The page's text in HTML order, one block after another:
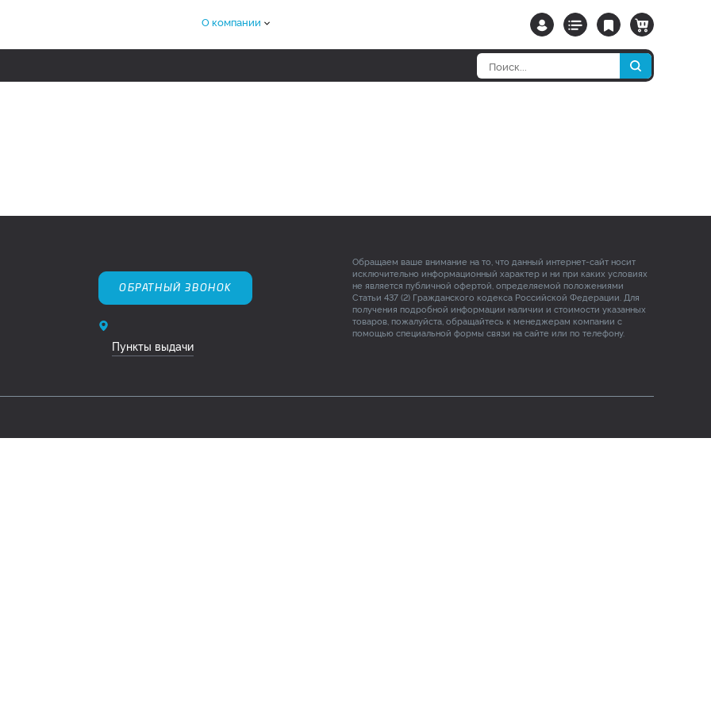
О компании
ОБРАТНЫЙ ЗВОНОК
Пункты выдачи
Обращаем ваше внимание на то, что данный интернет-сайт носит
исключительно информационный характер и ни при каких условиях
не является публичной офертой, определяемой положениями
Статьи 437 (2) Гражданского кодекса Российской Федерации. Для
получения подробной информации наличии и стоимости указанных
товаров, пожалуйста, обращайтесь к менеджерам компании с
помощью специальной формы связи на сайте или по телефону.